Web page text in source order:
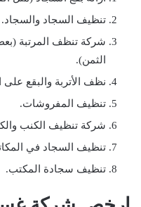
تنظيف السجاد والسجاد.
شركة تنظف المرتبة
الثمن).
نظف الأتربة والبقع على
تنظيف المفروشات.
شركة تنظيف الكنب
تنظيف السجاد في
تنظيف سجادة المكتب.